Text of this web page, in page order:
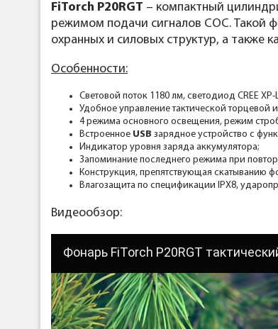
FiTorch P20RGT – компактный
режимом подачи сигналов СОС. Такой
охранных и силовых структур, а также
Особенности:
Световой поток 1180 лм, светодиод CREE XP-
Удобное управление тактической торцевой
4 режима основного освещения, режим
Встроенное USB зарядное устройство с
Индикатор уровня заряда аккумулятора;
Запоминание последнего режима при
Конструкция, препятствующая скатыванию
Влагозащита по спецификации IPX8,
Видеообзор:
Фонарь FiTorch P20RGT